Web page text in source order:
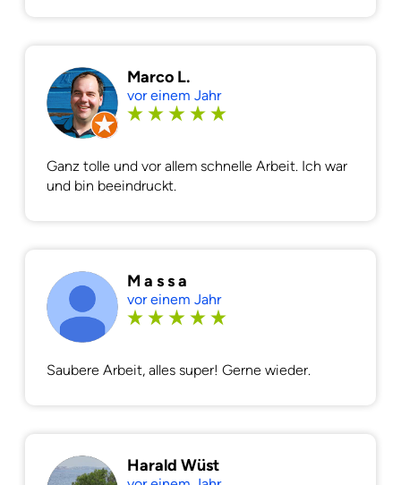
Marco L.
vor einem Jahr
Ganz tolle und vor allem schnelle Arbeit. Ich war
und bin beeindruckt.
M a s s a
vor einem Jahr
Saubere Arbeit, alles super! Gerne wieder.
Harald Wüst